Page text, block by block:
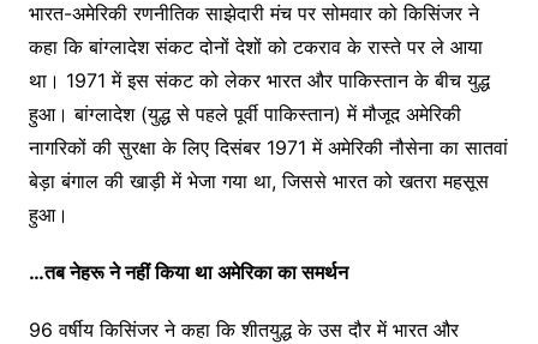
भारत-अमेरिकी रणनीतिक साझेदारी मंच पर सोमवार को किसिंजर ने
कहा कि बांग्लादेश संकट दोनों देशों को टकराव के रास्ते पर ले आया
था। 1971 में इस संकट को लेकर भारत और पाकिस्तान के बीच युद्ध
हुआ। बांग्लादेश (युद्ध से पहले पूर्वी पाकिस्तान) में मौजूद अमेरिकी
नागरिकों की सुरक्षा के लिए दिसंबर 1971 में अमेरिकी नौसेना का सातवां
बेड़ा बंगाल की खाड़ी में भेजा गया था, जिससे भारत को खतरा महसूस
हुआ।
…तब नेहरू ने नहीं किया था अमेरिका का समर्थन
96 वर्षीय किसिंजर ने कहा कि शीतयुद्ध के उस दौर में भारत और